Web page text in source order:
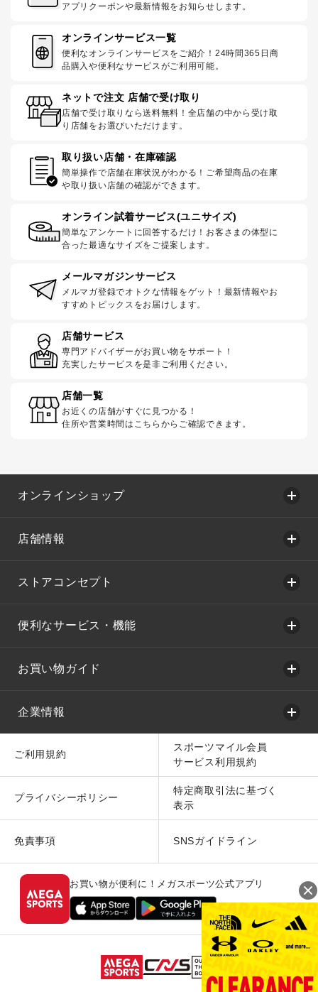
アプリクーポンや最新情報をお知らせします。
オンラインサービス一覧
便利なオンラインサービスをご紹介！24時間365日商
品購入や便利なサービスがご利用可能。
ネットで注文 店舗で受け取り
店舗で受け取りなら送料無料！全店舗の中から受け取
り店舗をお選びいただけます。
取り扱い店舗・在庫確認
簡単操作で店舗在庫状況がわかる！ご希望商品の在庫
や取り扱い店舗の確認ができます。
オンライン試着サービス(ユニサイズ)
簡単なアンケートに回答するだけ！お客さまの体型に
合った最適なサイズをご提案します。
メールマガジンサービス
メルマガ登録でオトクな情報をゲット！最新情報やお
すすめトピックスをお届けします。
店舗サービス
専門アドバイザーがお買い物をサポート！
充実したサービスを是非ご利用ください。
店舗一覧
お近くの店舗がすぐに見つかる！
住所や営業時間はこちらからご確認できます。
オンラインショップ
店舗情報
ストアコンセプト
便利なサービス・機能
お買い物ガイド
企業情報
ご利用規約
スポーツマイル会員
サービス利用規約
プライバシーポリシー
特定商取引法に基づく
表示
免責事項 SNSガイドライン
お買い物が便利に！メガスポーツ公式アプリ